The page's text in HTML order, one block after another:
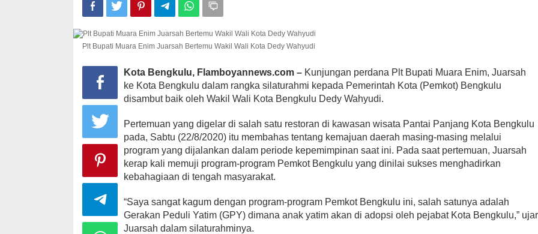
Plt Bupati Muara Enim Juarsah Bertemu Wakil Wali Kota Dedy Wahyudi
Kota Bengkulu, Flamboyannews.com – Kunjungan perdana Plt Bupati Muara Enim, Juarsah
ke Kota Bengkulu dalam rangka silaturahmi kepada Pemerintah Kota (Pemkot) Bengkulu
disambut baik oleh Wakil Wali Kota Bengkulu Dedy Wahyudi.
Pertemuan yang digelar di salah satu restoran di kawasan wisata Pantai Panjang Kota Bengkulu
pada, Sabtu (22/8/2020) itu membahas tentang kemajuan daerah masing-masing melalui
program yang dijalankan dalam periode kepemimpinan saat ini. Pada saat pertemuan, Juarsah
kerap kali memuji program-program Pemkot Bengkulu yang dinilai sukses menghadirkan
kebahagiaan di tengah masyarakat.
“Saya sangat kagum dengan program-program Pemkot Bengkulu ini, salah satunya adalah
Gerakan Peduli Yatim (GPY) dimana anak yatim akan di adopsi oleh pejabat Kota Bengkulu,” ujar
Juarsah dalam silaturahminya.